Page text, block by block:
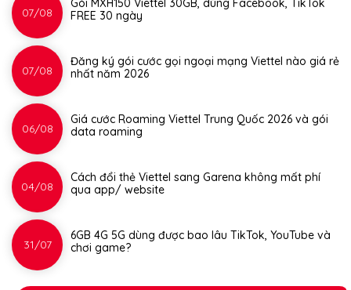
07/08
Gói MXH150 Viettel 30GB, dùng Facebook, TikTok
FREE 30 ngày
07/08
Đăng ký gói cước gọi ngoại mạng Viettel nào giá rẻ
nhất năm 2026
06/08
Giá cước Roaming Viettel Trung Quốc 2026 và gói
data roaming
04/08
Cách đổi thẻ Viettel sang Garena không mất phí
qua app/ website
31/07
6GB 4G 5G dùng được bao lâu TikTok, YouTube và
chơi game?